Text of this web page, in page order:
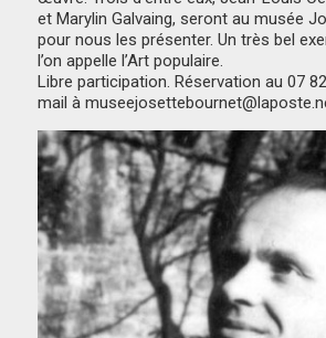
et Marylin Galvaing, seront au musée
pour nous les présenter. Un très bel
l’on appelle l’Art populaire.
Libre participation. Réservation au 07
mail à